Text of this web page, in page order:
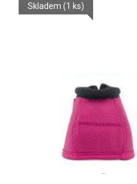
Skladem (1 ks)